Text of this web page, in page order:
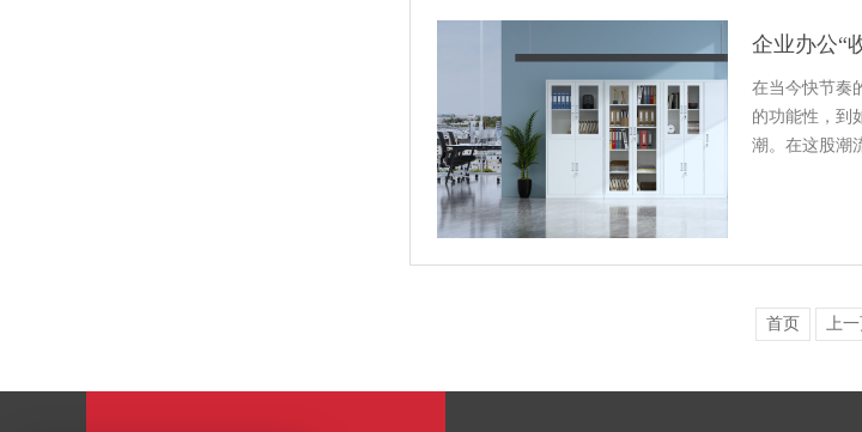
企业办公“
在当今快节奏
的功能性，到
潮。在这股潮
首页 上